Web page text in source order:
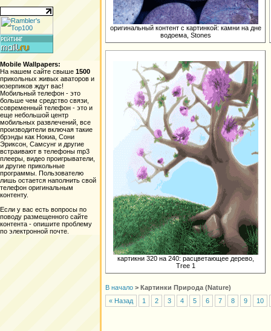
Mobile Wallpapers:
На нашем сайте свыше 1500
прикольных живых аваторов и
юзерпиков ждут вас!
Мобильный телефон - это
больше чем средство связи,
современный телефон - это и
еще небольшой центр
мобильных развлечений, все
производители включая такие
брэнды как Нокиа, Сони
Эриксон, Самсунг и другие
встраивают в телефоны mp3
плееры, видео проигрыватели,
и другие прикольные
программы. Пользователю
лишь остается наполнить свой
телефон оригинальным
контенту.
Если у вас есть вопросы по
поводу размещенного сайте
контента - опишите проблему
по электронной почте.
оригинальный контент с картинкой: камни на дне
водоема, Stones
картикни 320 на 240: расцветающее дерево,
Tree 1
В начало > Картинки Природа (Nature)
« Назад
1 2 3 4 5 6 7 8 9 10